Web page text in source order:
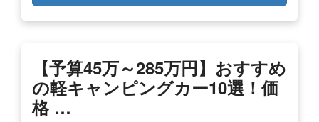
【予算45万～285万円】おすすめ
の軽キャンピングカー10選！価
格 …